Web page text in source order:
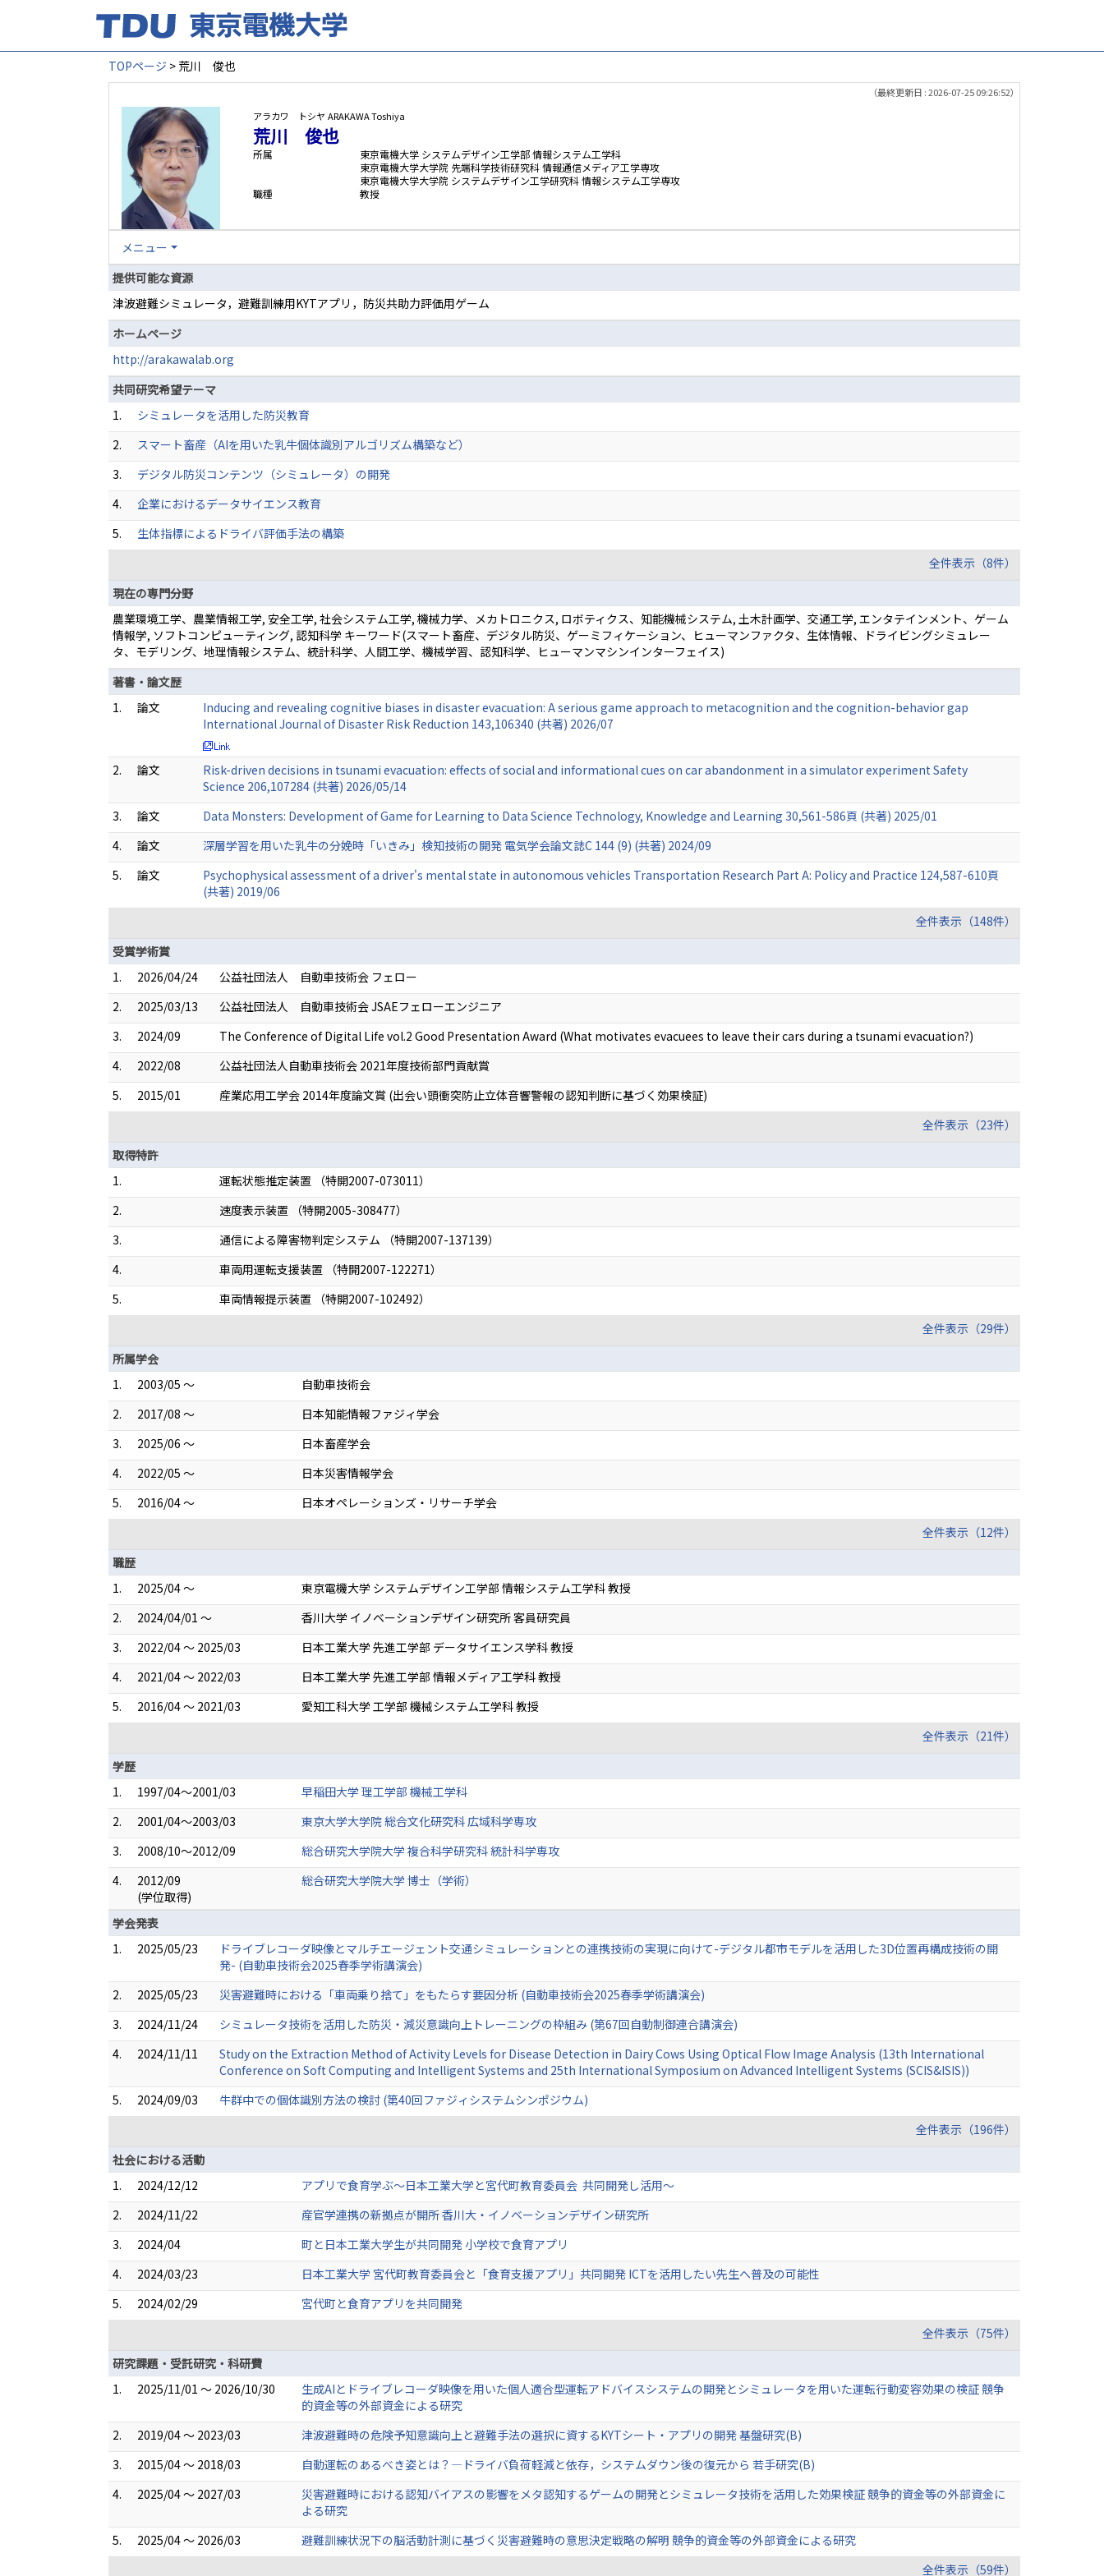
TOPページ > 荒川 俊也
（最終更新日 : 2026-07-25 09:26:52）
アラカワ トシヤ ARAKAWA Toshiya
荒川 俊也
所属
東京電機大学 システムデザイン工学部 情報システム工学科
東京電機大学大学院 先端科学技術研究科 情報通信メディア工学専攻
東京電機大学大学院 システムデザイン工学研究科 情報システム工学専攻
職種
教授
メニュー
提供可能な資源
津波避難シミュレータ，避難訓練用KYTアプリ，防災共助力評価用ゲーム
ホームページ
http://arakawalab.org
共同研究希望テーマ
1.
シミュレータを活用した防災教育
2.
スマート畜産（AIを用いた乳牛個体識別アルゴリズム構築など）
3.
デジタル防災コンテンツ（シミュレータ）の開発
4.
企業におけるデータサイエンス教育
5.
生体指標によるドライバ評価手法の構築
全件表示（8件）
現在の専門分野
農業環境工学、農業情報工学, 安全工学, 社会システム工学, 機械力学、メカトロニクス, ロボティクス、知能機械システム, 土木計画学、交通工学, エンタテインメント、ゲーム
情報学, ソフトコンピューティング, 認知科学 キーワード(スマート畜産、デジタル防災、ゲーミフィケーション、ヒューマンファクタ、生体情報、ドライビングシミュレー
タ、モデリング、地理情報システム、統計科学、人間工学、機械学習、認知科学、ヒューマンマシンインターフェイス)
著書・論文歴
1.
論文
Inducing and revealing cognitive biases in disaster evacuation: A serious game approach to metacognition and the cognition-behavior gap
International Journal of Disaster Risk Reduction 143,106340 (共著) 2026/07
2. 論文
Risk-driven decisions in tsunami evacuation: effects of social and informational cues on car abandonment in a simulator experiment Safety
Science 206,107284 (共著) 2026/05/14
3.
論文
Data Monsters: Development of Game for Learning to Data Science Technology, Knowledge and Learning 30,561-586頁 (共著) 2025/01
4.
論文
深層学習を用いた乳牛の分娩時「いきみ」検知技術の開発 電気学会論文誌C 144 (9) (共著) 2024/09
5.
論文
Psychophysical assessment of a driver's mental state in autonomous vehicles Transportation Research Part A: Policy and Practice 124,587-610頁
(共著) 2019/06
全件表示（148件）
受賞学術賞
1.
2026/04/24
公益社団法人 自動車技術会 フェロー
2.
2025/03/13
公益社団法人 自動車技術会 JSAEフェローエンジニア
3.
2024/09
The Conference of Digital Life vol.2 Good Presentation Award (What motivates evacuees to leave their cars during a tsunami evacuation?)
4.
2022/08
公益社団法人自動車技術会 2021年度技術部門貢献賞
5.
2015/01
産業応用工学会 2014年度論文賞 (出会い頭衝突防止立体音響警報の認知判断に基づく効果検証)
全件表示（23件）
取得特許
1.
運転状態推定装置 （特開2007-073011）
2.
速度表示装置 （特開2005-308477）
3.
通信による障害物判定システム （特開2007-137139）
4.
車両用運転支援装置 （特開2007-122271）
5.
車両情報提示装置 （特開2007-102492）
全件表示（29件）
所属学会
1.
2003/05 ～
自動車技術会
2.
2017/08 ～
日本知能情報ファジィ学会
3.
2025/06 ～
日本畜産学会
4.
2022/05 ～
日本災害情報学会
5.
2016/04 ～
日本オペレーションズ・リサーチ学会
全件表示（12件）
職歴
1.
2025/04 ～
東京電機大学 システムデザイン工学部 情報システム工学科 教授
2.
2024/04/01 ～
香川大学 イノベーションデザイン研究所 客員研究員
3.
2022/04 ～ 2025/03
日本工業大学 先進工学部 データサイエンス学科 教授
4.
2021/04 ～ 2022/03
日本工業大学 先進工学部 情報メディア工学科 教授
5.
2016/04 ～ 2021/03
愛知工科大学 工学部 機械システム工学科 教授
全件表示（21件）
学歴
1.
1997/04～2001/03
早稲田大学 理工学部 機械工学科
2.
2001/04～2003/03
東京大学大学院 総合文化研究科 広域科学専攻
3.
2008/10～2012/09
総合研究大学院大学 複合科学研究科 統計科学専攻
4.
2012/09
(学位取得)
総合研究大学院大学 博士（学術）
学会発表
1.
2025/05/23
ドライブレコーダ映像とマルチエージェント交通シミュレーションとの連携技術の実現に向けて-デジタル都市モデルを活用した3D位置再構成技術の開
発- (自動車技術会2025春季学術講演会)
2.
2025/05/23
災害避難時における「車両乗り捨て」をもたらす要因分析 (自動車技術会2025春季学術講演会)
3.
2024/11/24
シミュレータ技術を活用した防災・減災意識向上トレーニングの枠組み (第67回自動制御連合講演会)
4.
2024/11/11
Study on the Extraction Method of Activity Levels for Disease Detection in Dairy Cows Using Optical Flow Image Analysis (13th International
Conference on Soft Computing and Intelligent Systems and 25th International Symposium on Advanced Intelligent Systems (SCIS&ISIS))
5.
2024/09/03
牛群中での個体識別方法の検討 (第40回ファジィシステムシンポジウム)
全件表示（196件）
社会における活動
1.
2024/12/12
アプリで食育学ぶ～日本工業大学と宮代町教育委員会 共同開発し活用～
2.
2024/11/22
産官学連携の新拠点が開所 香川大・イノベーションデザイン研究所
3.
2024/04
町と日本工業大学生が共同開発 小学校で食育アプリ
4.
2024/03/23
日本工業大学 宮代町教育委員会と「食育支援アプリ」共同開発 ICTを活用したい先生へ普及の可能性
5.
2024/02/29
宮代町と食育アプリを共同開発
全件表示（75件）
研究課題・受託研究・科研費
1.
2025/11/01 ～ 2026/10/30
生成AIとドライブレコーダ映像を用いた個人適合型運転アドバイスシステムの開発とシミュレータを用いた運転行動変容効果の検証 競争
的資金等の外部資金による研究
2.
2019/04 ～ 2023/03
津波避難時の危険予知意識向上と避難手法の選択に資するKYTシート・アプリの開発 基盤研究(B)
3.
2015/04 ～ 2018/03
自動運転のあるべき姿とは？―ドライバ負荷軽減と依存，システムダウン後の復元から 若手研究(B)
4.
2025/04 ～ 2027/03
災害避難時における認知バイアスの影響をメタ認知するゲームの開発とシミュレータ技術を活用した効果検証 競争的資金等の外部資金に
よる研究
5.
2025/04 ～ 2026/03
避難訓練状況下の脳活動計測に基づく災害避難時の意思決定戦略の解明 競争的資金等の外部資金による研究
全件表示（59件）